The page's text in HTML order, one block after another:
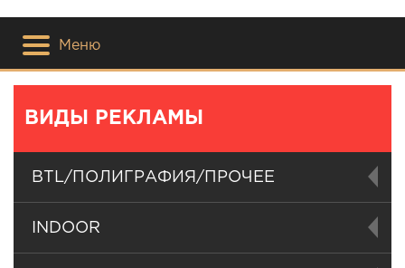
Меню
ВИДЫ РЕКЛАМЫ
BTL/ПОЛИГРАФИЯ/ПРОЧЕЕ
INDOOR